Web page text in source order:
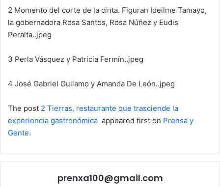
2 Momento del corte de la cinta. Figuran Ideilme Tamayo,
la gobernadora Rosa Santos, Rosa Núñez y Eudis
Peralta..jpeg
3 Perla Vásquez y Patricia Fermín..jpeg
4 José Gabriel Guilamo y Amanda De León..jpeg
The post 2 Tierras, restaurante que trasciende la
experiencia gastronómica appeared first on Prensa y
Gente.
prenxa100@gmail.com